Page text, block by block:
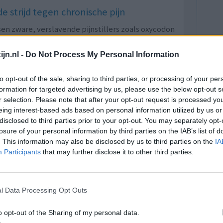
- Do Not Process My Personal Information
opt-out of the sale, sharing to third parties, or processing of your
for targeted advertising by us, please use the below opt-out
selection. Please note that after your opt-out request is processed
interest-based ads based on personal information utilized by us
to third parties prior to your opt-out. You may separately
of your personal information by third parties on the IAB’s list of
This information may also be disclosed by us to third parties on the
Participants that may further disclose it to other third parties.
Data Processing Opt Outs
opt-out of the Sharing of my personal data.
strijd tegen chronische pijn
zware, verslavende pijnstillers zoals oxycodon
die zijn gemaakt van de papaverplant, worden
te dempen. Nieuwe cijfers van de Stichting
200.000 mensen deze middelen
leiden tot afhankelijkheid en in sommige
uitzending van Zembla spreken
de complexiteit van pijnbehandeling.
fentanyl en oxycodon: de strijd tegen chronische pijn